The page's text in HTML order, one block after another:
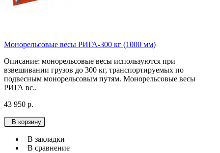
Монорельсовые весы РИГА-300 кг (1000 мм)
Описание: монорельсовые весы используютcя при
взвешивании грузов до 300 кг, транспортируемых по
подвесным монорельсовым путям. Монорельсовые весы
РИГА вс..
43 950 р.
В корзину
В закладки
В сравнение